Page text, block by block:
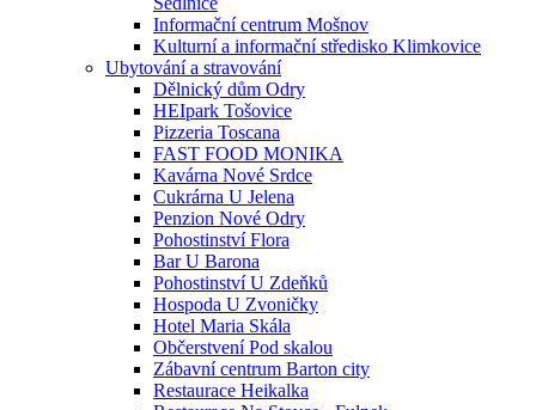
Informační centrum Mošnov
Kulturní a informační středisko Klimkovice
Ubytování a stravování
Dělnický dům Odry
HEIpark Tošovice
Pizzeria Toscana
FAST FOOD MONIKA
Kavárna Nové Srdce
Cukrárna U Jelena
Penzion Nové Odry
Pohostinství Flora
Bar U Barona
Pohostinství U Zdeňků
Hospoda U Zvoničky
Hotel Maria Skála
Občerstvení Pod skalou
Zábavní centrum Barton city
Restaurace Heikalka